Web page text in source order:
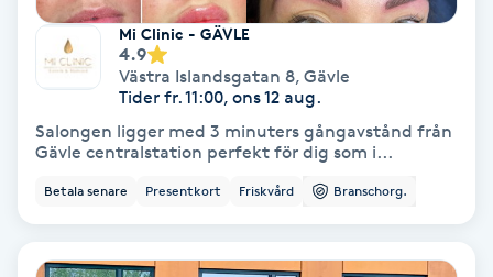
Färgning
Föning
Mi Clinic - GÄVLE
4.9
Västra Islandsgatan 8, Gävle
Tider fr. 11:00, ons 12 aug.
Salongen ligger med 3 minuters gångavstånd från
Gävle centralstation perfekt för dig som i...
Betala senare Presentkort Friskvård Branschorg.